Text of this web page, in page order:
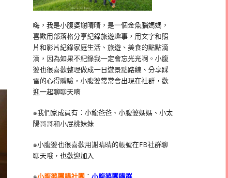
嗨，我是小腹婆謝晴晴，是一個金魚腦媽媽，
喜歡用部落格分享紀錄旅遊趣事，用文字和照
片和影片紀錄家庭生活、旅遊、美食的點點滴
滴，因為如果不紀錄我一定會忘光光啊。小腹
婆也很喜歡整理做成一日遊景點路線、分享踩
雷的心得體驗，小腹婆常常會出現在社群，歡
迎一起聊聊天唷
๑我們家成員有：小龍爸爸、小腹婆媽媽、小太
陽哥哥和小屁桃妹妹
๑小腹婆也很喜歡用謝晴晴的帳號在FB社群聊
聊天哦，也歡迎加入